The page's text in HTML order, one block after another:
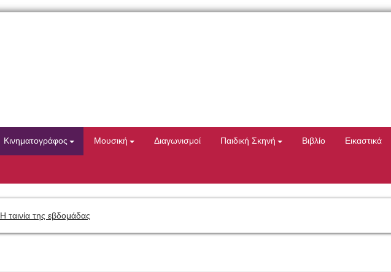
Κινηματογράφος Μουσική Διαγωνισμοί Παιδική Σκηνή Βιβλίο Εικαστικά
Η ταινία της εβδομάδας